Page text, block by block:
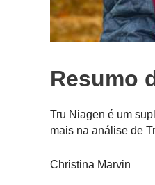
Resumo
Tru Niagen é um
mais na análise de
Christina Marvin